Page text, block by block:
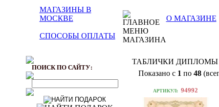
МАГАЗИНЫ В
МОСКВЕ
О МАГАЗИНЕ
СПОСОБЫ ОПЛАТЫ
ПОИСК ПО САЙТУ:
ТАБЛИЧКИ
Показано с 1 по 48
АРТИКУЛ: 94992